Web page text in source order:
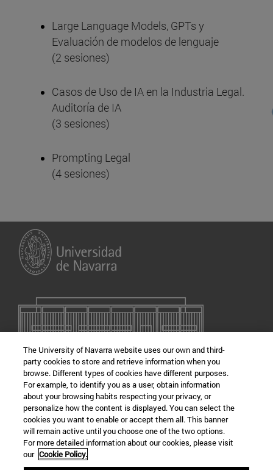
Large Language Models, GPTs y
Evaluación de modelos de lenguaje
(2 sesiones)
Casos de Uso de IA en la Industria Legal.
Auditoría de IA
(3 sesiones)
Prompting Legal
(4 sesiones)
Campus Madrid
C/ Marquesado de Sta. Marta, 3
28027 Madrid España
Configuración de cookies
The University of Navarra website uses our own and third-
party cookies to store and retrieve information when you
browse. Different types of cookies have different purposes.
For example, to identify you as a user, obtain information
about your browsing habits respecting your privacy, or
personalize how the content is displayed. You can select the
cookies you want to enable or accept them all. This banner
will remain active until you choose one of the two options.
For more detailed information about our cookies, please visit
our Cookie Policy.